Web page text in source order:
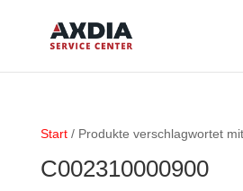
Start/ Produkte verschlagwortet
C002310000900